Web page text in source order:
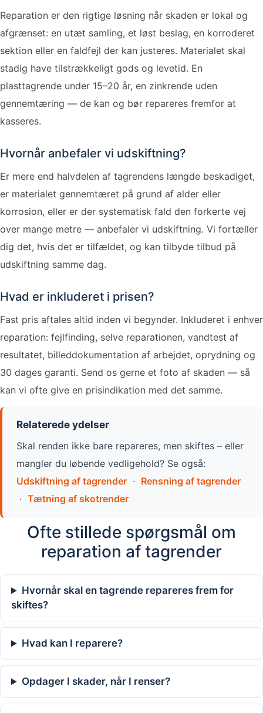
Reparation er den rigtige løsning når skaden er lokal og
afgrænset: en utæt samling, et løst beslag, en korroderet
sektion eller en faldfejl der kan justeres. Materialet skal
stadig have tilstrækkeligt gods og levetid. En
plasttagrende under 15–20 år, en zinkrende uden
gennemtæring — de kan og bør repareres fremfor at
kasseres.
Hvornår anbefaler vi udskiftning?
Er mere end halvdelen af tagrendens længde beskadiget,
er materialet gennemtæret på grund af alder eller
korrosion, eller er der systematisk fald den forkerte vej
over mange metre — anbefaler vi udskiftning. Vi fortæller
dig det, hvis det er tilfældet, og kan tilbyde tilbud på
udskiftning samme dag.
Hvad er inkluderet i prisen?
Fast pris aftales altid inden vi begynder. Inkluderet i enhver
reparation: fejlfinding, selve reparationen, vandtest af
resultatet, billeddokumentation af arbejdet, oprydning og
30 dages garanti. Send os gerne et foto af skaden — så
kan vi ofte give en prisindikation med det samme.
Relaterede ydelser
Skal renden ikke bare repareres, men skiftes – eller
mangler du løbende vedligehold? Se også:
Udskiftning af tagrender · Rensning af tagrender
· Tætning af skotrender
Ofte stillede spørgsmål om
reparation af tagrender
Hvornår skal en tagrende repareres frem for
skiftes?
Hvad kan I reparere?
Opdager I skader, når I renser?